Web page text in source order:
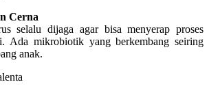
Cerna
selalu dijaga agar bisa menyerap proses
Ada mikrobiotik yang berkembang seiring
anak.